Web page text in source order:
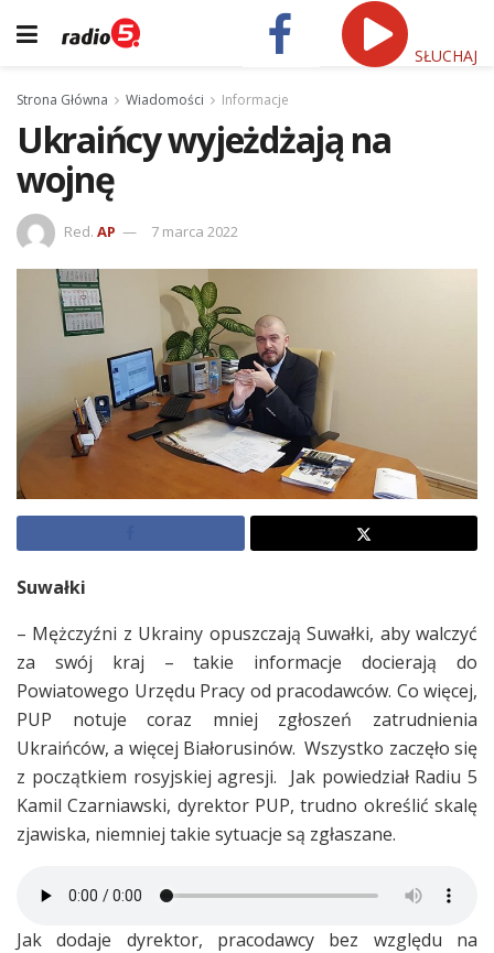
SŁUCHAJ
Strona Główna Wiadomości Informacje
Ukraińcy wyjeżdżają na
wojnę
Red. AP 7 marca 2022
Suwałki
– Mężczyźni z Ukrainy opuszczają Suwałki, aby walczyć
za swój kraj – takie informacje docierają do
Powiatowego Urzędu Pracy od pracodawców. Co więcej,
PUP notuje coraz mniej zgłoszeń zatrudnienia
Ukraińców, a więcej Białorusinów. Wszystko zaczęło się
z początkiem rosyjskiej agresji. Jak powiedział Radiu 5
Kamil Czarniawski, dyrektor PUP, trudno określić skalę
zjawiska, niemniej takie sytuacje są zgłaszane.
Jak dodaje dyrektor, pracodawcy bez względu na